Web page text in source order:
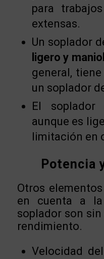
para
extensas.
Un soplador
ligero y
general,
un soplador
El soplador
aunque es
limitación en
Potencia
Otros
en cuenta a
soplador son sin
rendimiento.
Velocidad